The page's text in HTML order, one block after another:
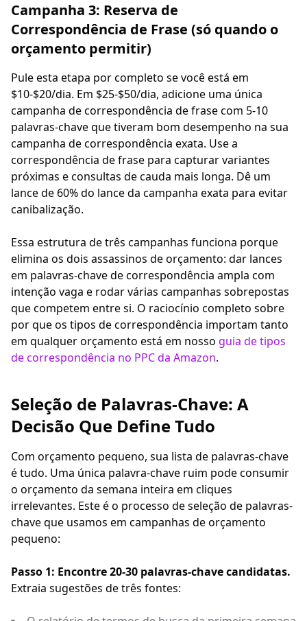
Campanha 3: Reserva de
Correspondência de Frase (só quando o
orçamento permitir)
Pule esta etapa por completo se você está em
$10-$20/dia. Em $25-$50/dia, adicione uma única
campanha de correspondência de frase com 5-10
palavras-chave que tiveram bom desempenho na sua
campanha de correspondência exata. Use a
correspondência de frase para capturar variantes
próximas e consultas de cauda mais longa. Dê um
lance de 60% do lance da campanha exata para evitar
canibalização.
Essa estrutura de três campanhas funciona porque
elimina os dois assassinos de orçamento: dar lances
em palavras-chave de correspondência ampla com
intenção vaga e rodar várias campanhas sobrepostas
que competem entre si. O raciocínio completo sobre
por que os tipos de correspondência importam tanto
em qualquer orçamento está em nosso guia de tipos
de correspondência no PPC da Amazon.
Seleção de Palavras-Chave: A
Decisão Que Define Tudo
Com orçamento pequeno, sua lista de palavras-chave
é tudo. Uma única palavra-chave ruim pode consumir
o orçamento da semana inteira em cliques
irrelevantes. Este é o processo de seleção de palavras-
chave que usamos em campanhas de orçamento
pequeno:
Passo 1: Encontre 20-30 palavras-chave candidatas.
Extraia sugestões de três fontes: